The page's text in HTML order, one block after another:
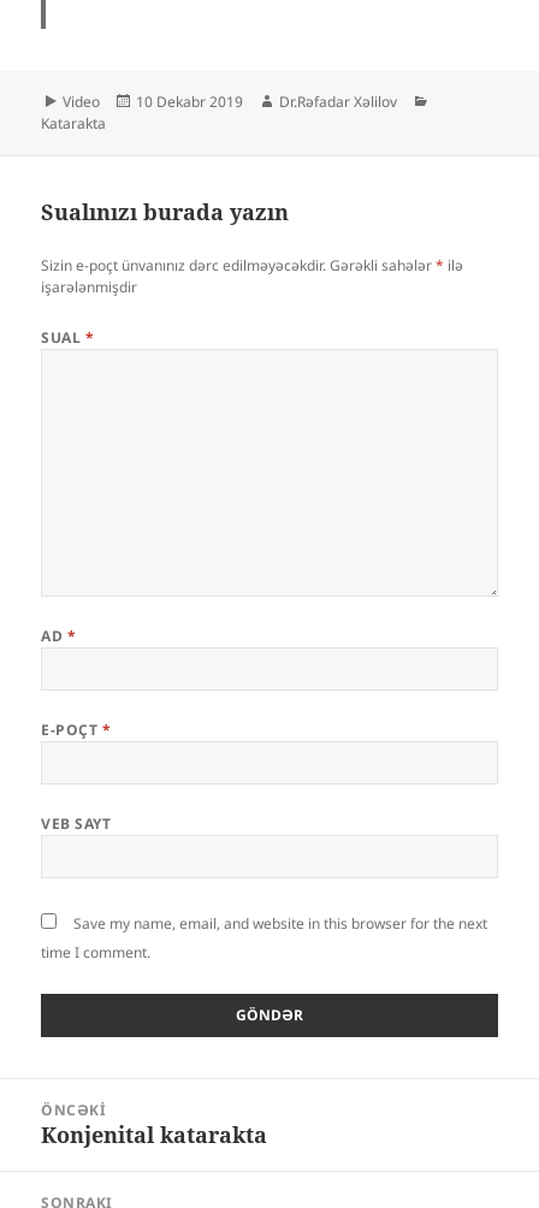
Format
Video
Yayım
10 Dekabr 2019 Müəllif
Dr.Rəfadar Xəlilov
Katarakta
Sualınızı burada yazın
Sizin e-poçt ünvanınız dərc edilməyəcəkdir. Gərəkli sahələr* ilə
işarələnmişdir
SUAL *
AD *
E-POÇT *
VEB SAYT
Save my name, email, and website in this browser for the next
time I comment.
naviqasiyası
ÖNCƏKI
Öncəki
Konjenital katarakta
SONRAKI